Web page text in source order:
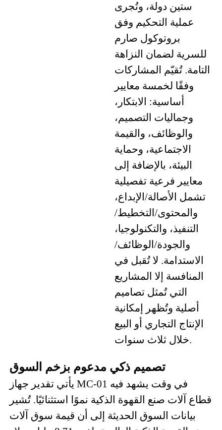
ستين دولة، وتُجرى
عملية التحكيم وفق
بروتوكول صارم
للسرية لضمان النزاهة
التامة. تُقيّم المشاركات
وفقًا لخمسة معايير
أساسية: الابتكار،
وجماليات التصميم،
والوظائف، والقيمة
الاجتماعية، وحماية
البيئة، بالإضافة إلى
معايير فرعية تفصيلية
تشمل الأصالة/الإبداع،
والمحتوى/التخطيط/
التنفيذ، والتكنولوجيا،
والجودة/الوظائف/
الاستدامة. لا تُقبل في
المنافسة إلا المشاريع
التي تُمثل تصاميم
أصلية وتُظهر إمكانية
الإنتاج التجاري أو البيع
خلال ثلاث سنوات.
تصميم ذكي مدعوم بزخم السوق
يأتي تقدير جهاز MC-01 في وقت يشهد فيه
قطاع آلات صنع القهوة الذكية نموًا استثنائيًا. تُشير
بيانات السوق الحديثة إلى أن قيمة سوق آلات